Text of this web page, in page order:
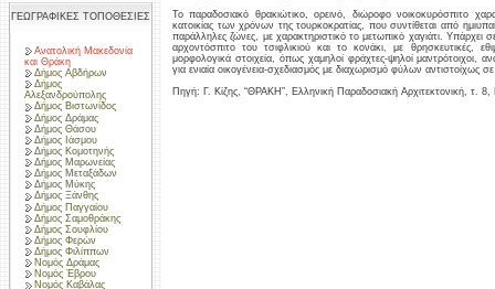
ΓΕΩΓΡΑΦΙΚΕΣ ΤΟΠΟΘΕΣΙΕΣ
Ανατολική Μακεδονία
και Θράκη
Δήμος Αβδήρων
Δήμος
Αλεξανδρούπολης
Δήμος Βιστωνίδος
Δήμος Δράμας
Δήμος Θάσου
Δήμος Ιάσμου
Δήμος Κομοτηνής
Δήμος Μαρωνείας
Δήμος Μεταξάδων
Δήμος Μύκης
Δήμος Ξάνθης
Δήμος Παγγαίου
Δήμος Σαμοθράκης
Δήμος Σουφλίου
Δήμος Φερών
Δήμος Φιλίππων
Νομός Δράμας
Νομός Έβρου
Νομός Καβάλας
Το παραδοσιακό θρακιώτικο, ορεινό, διώροφο νοικοκυρόσπιτο
κατοικίας των χρόνων της τουρκοκρατίας, που συντίθεται από
παράλληλες ζώνες, με χαρακτηριστικό το μετωπικό χαγιάτι. Υπάρχει
αρχοντόσπιτο του τσιφλικιού και το κονάκι, με θρησκευτικές,
μορφολογικά στοιχεία, όπως χαμηλοί φράχτες-ψηλοί μαντρότοιχοι,
για ενιαία οικογένεια-σχεδιασμός με διαχωρισμό φύλων αντιστοίχως
Πηγή: Γ. Κίζης, “ΘΡΑΚΗ”, Ελληνική Παραδοσιακή Αρχιτεκτονική, τ.